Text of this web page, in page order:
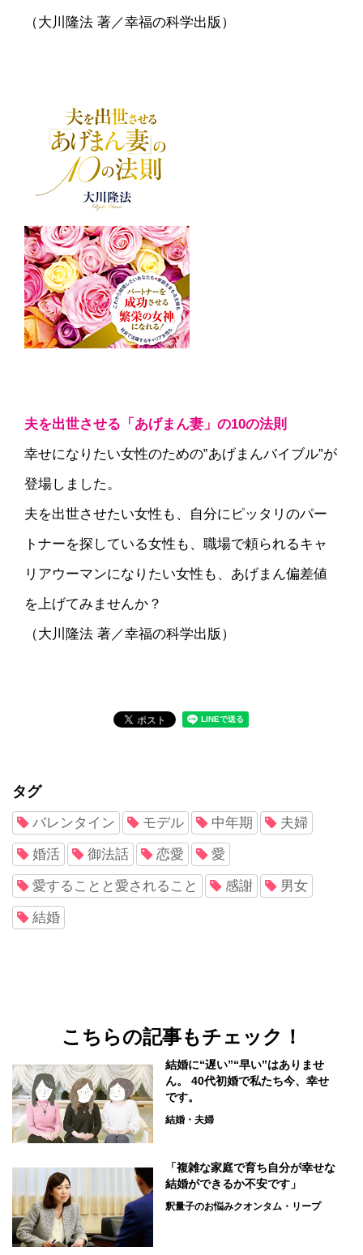
（大川隆法 著／幸福の科学出版）
夫を出世させる「あげまん妻」の10の法則
幸せになりたい女性のための‟あげまんバイブル”が
登場しました。
夫を出世させたい女性も、自分にピッタリのパー
トナーを探している女性も、職場で頼られるキャ
リアウーマンになりたい女性も、あげまん偏差値
を上げてみませんか？
（大川隆法 著／幸福の科学出版）
タグ
バレンタイン モデル 中年期 夫婦
婚活 御法話 恋愛 愛
愛することと愛されること 感謝 男女
結婚
こちらの記事もチェック！
結婚に“遅い”“早い”はありませ
ん。 40代初婚で私たち今、幸せ
です。
結婚・夫婦
「複雑な家庭で育ち自分が幸せな
結婚ができるか不安です」
釈量子のお悩みクオンタム・リープ